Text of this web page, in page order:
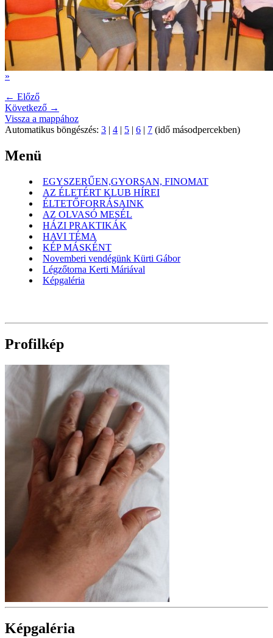
»
← Előző
Következő →
Vissza a mappához
Automatikus böngészés: 3 | 4 | 5 | 6 | 7 (idő másodpercekben)
Menü
EGYSZERŰEN,GYORSAN, FINOMAT
AZ ÉLETÉRT KLUB HÍREI
ÉLTETŐFORRÁSAINK
AZ OLVASÓ MESÉL
HÁZI PRAKTIKÁK
HAVI TÉMA
KÉP MÁSKÉNT
Novemberi vendégünk Kürti Gábor
Légzőtorna Kerti Máriával
Képgaléria
Profilkép
Képgaléria